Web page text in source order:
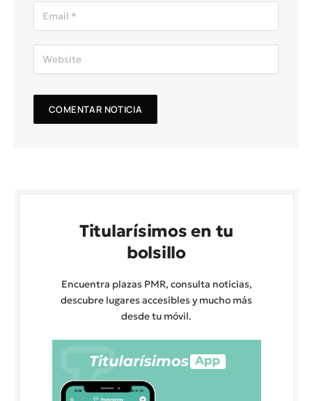
Titularísimos en tu
bolsillo
Encuentra plazas PMR, consulta noticias,
descubre lugares accesibles y mucho más
desde tu móvil.